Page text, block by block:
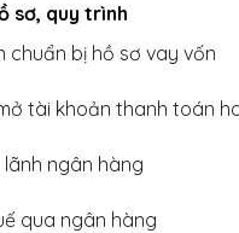
sơ, quy trình
chuẩn bị hồ sơ vay vốn
tài khoản thanh toán
ngân hàng
qua ngân hàng